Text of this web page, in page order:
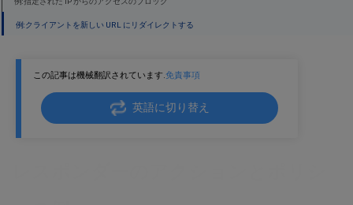
この記事は機械翻訳されています.免責事項
英語に切り替え
例:クライアントを新しい URL にリダイレクトする